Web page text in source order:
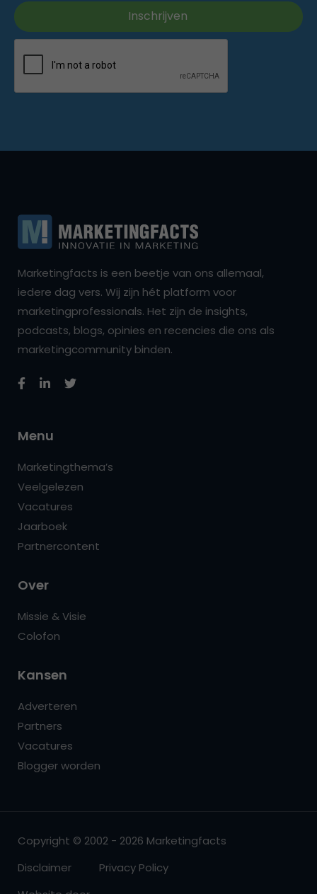
Marketingfacts is een beetje van ons allemaal,
iedere dag vers. Wij zijn hét platform voor
marketingprofessionals. Het zijn de insights,
podcasts, blogs, opinies en recencies die ons als
marketingcommunity binden.
Menu
Marketingthema’s
Veelgelezen
Vacatures
Jaarboek
Partnercontent
Over
Missie & Visie
Colofon
Kansen
Adverteren
Partners
Vacatures
Blogger worden
Copyright © 2002 - 2026 Marketingfacts
Disclaimer
Privacy Policy